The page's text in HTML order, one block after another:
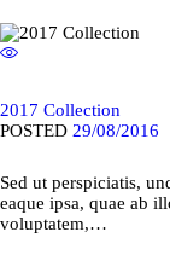
2017 Collection
POSTED 29/08/2016
Sed ut perspiciatis,
eaque ipsa, quae ab
voluptatem,…